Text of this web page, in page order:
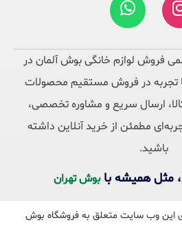
فروش لوازم خانگی بوش آلمان در
تجربه در فروش مستقیم محصولات
ارسال سریع و مشاوره تخصصی،
مطمئن از خرید آنلاین داشته
باشید.
مثل همیشه بابوش تهران
این وب سایت متعلق به فروشگاه بوش